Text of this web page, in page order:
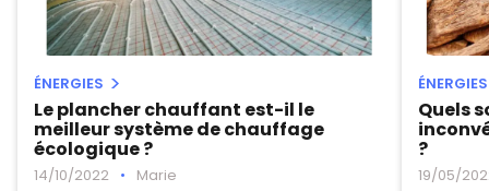
ÉNERGIES
Le plancher chauffant est-il le
meilleur système de chauffage
écologique ?
14/10/2022 • Marie
ÉNERGIES
Quels
?
19/05/